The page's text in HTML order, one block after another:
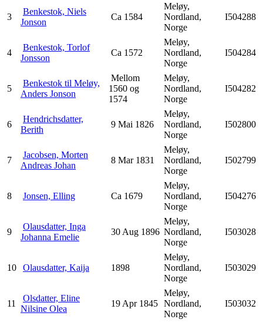
3
Benkestok, Niels
Jonson
Ca 1584
Meløy,
Nordland,
Norge
I504288
4
Benkestok, Torlof
Jonsson
Ca 1572
Meløy,
Nordland,
Norge
I504284
5
Benkestok til Meløy,
Anders Jonson
Mellom
1560 og
1574
Meløy,
Nordland,
Norge
I504282
6
Hendrichsdatter,
Berith
9 Mai 1826
Meløy,
Nordland,
Norge
I502800
7
Jacobsen, Morten
Andreas Johan
8 Mar 1831
Meløy,
Nordland,
Norge
I502799
8 Jonsen, Elling Ca 1679
Meløy,
Nordland,
Norge
I504276
9
Olausdatter, Inga
Johanna Emelie
30 Aug 1896
Meløy,
Nordland,
Norge
I503028
10 Olausdatter, Kaija 1898
Meløy,
Nordland,
Norge
I503029
11
Olsdatter, Eline
Nilsine Olea
19 Apr 1845
Meløy,
Nordland,
Norge
I503032